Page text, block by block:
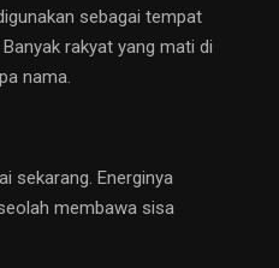
sebagai tempat
rakyat yang mati di
nama.
sekarang. Energinya
membawa sisa